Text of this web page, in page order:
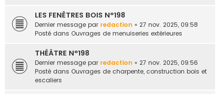
LES FENÊTRES BOIS N°198
Dernier message par redaction « 27 nov. 2025, 09:58
Posté dans Ouvrages de menuiseries extérieures
THÉÂTRE N°198
Dernier message par redaction « 27 nov. 2025, 09:56
Posté dans Ouvrages de charpente, construction bois et
escaliers